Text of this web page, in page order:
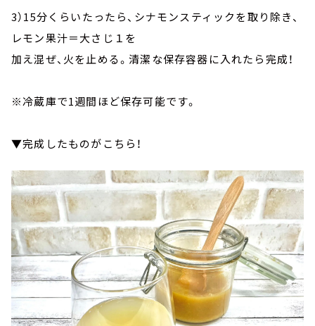
3）15分くらいたったら、シナモンスティックを取り除き、
レモン果汁＝大さじ１を
加え混ぜ、火を止める。清潔な保存容器に入れたら完成！
※冷蔵庫で1週間ほど保存可能です。
▼完成したものがこちら！